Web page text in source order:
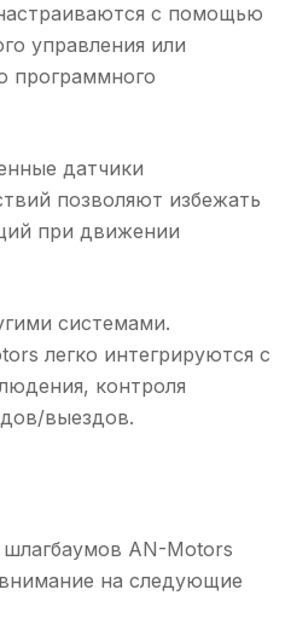
с помощью
управления или
программного
датчики
позволяют избежать
при движении
системами.
легко интегрируются с
контроля
выездов.
AN-Motors
на следующие